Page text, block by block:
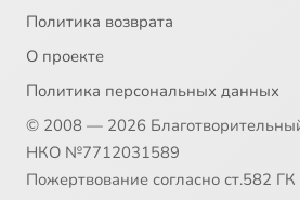
36 Иосиф Оптинский (c)
38
Политика возврата
О проекте
Политика персональных данных
© 2008 — 2026
НКО №7712031589
Пожертвование согласно ст.582